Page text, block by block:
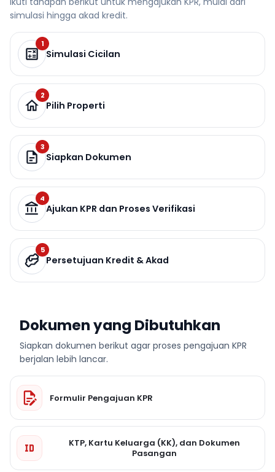
simulasi hingga akad kredit.
1
Simulasi Cicilan
2
Pilih Properti
3
Siapkan Dokumen
4
Ajukan KPR dan Proses Verifikasi
5
Persetujuan Kredit & Akad
Dokumen yang Dibutuhkan
Siapkan dokumen berikut agar proses pengajuan KPR
berjalan lebih lancar.
Formulir Pengajuan KPR
KTP, Kartu Keluarga (KK), dan Dokumen
Pasangan